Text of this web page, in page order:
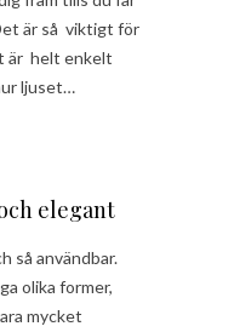
är så viktigt för
är helt enkelt
ljuset…
elegant
så användbar.
olika former,
mycket